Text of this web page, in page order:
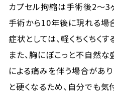
カプセル拘縮は手術後2～3
手術から10年後に現れる場
症状としては、軽くちくちく
また、胸にぼこっと不自然
による痛みを伴う場合があ
と硬くなるため、自分でも気